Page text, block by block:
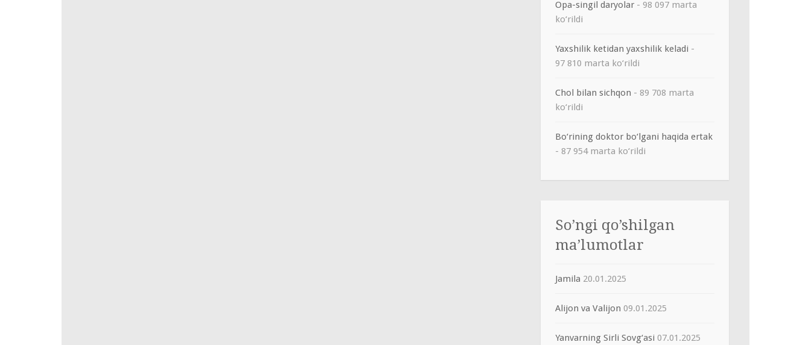
Opa-singil daryolar - 98 097 marta
ko‘rildi
Yaxshilik ketidan yaxshilik keladi -
97 810 marta ko‘rildi
Chol bilan sichqon - 89 708 marta
ko‘rildi
Bo‘rining doktor bo‘lgani haqida ertak
- 87 954 marta ko‘rildi
So’ngi qo’shilgan
ma’lumotlar
Jamila 20.01.2025
Alijon va Valijon 09.01.2025
Yanvarning Sirli Sovg‘asi 07.01.2025